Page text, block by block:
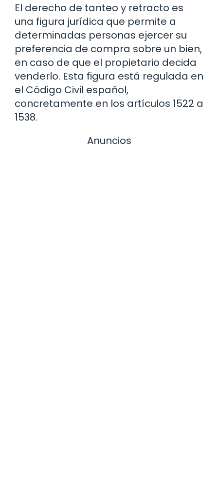
El derecho de tanteo y retracto es
una figura jurídica que permite a
determinadas personas ejercer su
preferencia de compra sobre un bien,
en caso de que el propietario decida
venderlo. Esta figura está regulada en
el Código Civil español,
concretamente en los artículos 1522 a
1538.
Anuncios